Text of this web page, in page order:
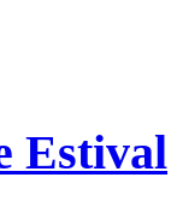
Estival